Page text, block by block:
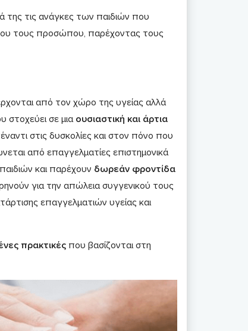
της τις ανάγκες των παιδιών που
τους προσώπου, παρέχοντας τους
από τον χώρο της υγείας αλλά
στοχεύει σε μια ουσιαστική και άρτια
στις δυσκολίες και στον πόνο που
από επαγγελματίες επιστημονικά
και παρέχουν δωρεάν φροντίδα
για την απώλεια συγγενικού τους
επαγγελματιών υγείας και
πρακτικέςπου βασίζονται στη